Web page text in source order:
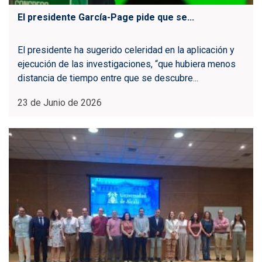
El presidente García-Page pide que se...
El presidente ha sugerido celeridad en la aplicación y
ejecución de las investigaciones, “que hubiera menos
distancia de tiempo entre que se descubre...
23 de Junio de 2026